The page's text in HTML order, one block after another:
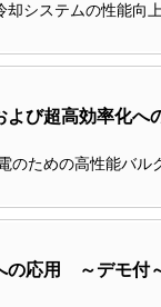
システムの性能向
よび超高効率化
のための高性能バル
の応用 ～デモ